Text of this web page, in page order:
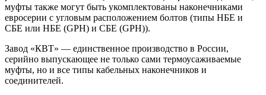
муфты также могут быть укомплектованы наконечниками
евросерии с угловым расположением болтов (типы НБЕ и
СБЕ или НБЕ (GPH) и СБЕ (GPH)).
Завод «КВТ» — единственное производство в России,
серийно выпускающее не только сами термоусаживаемые
муфты, но и все типы кабельных наконечников и
соединителей.